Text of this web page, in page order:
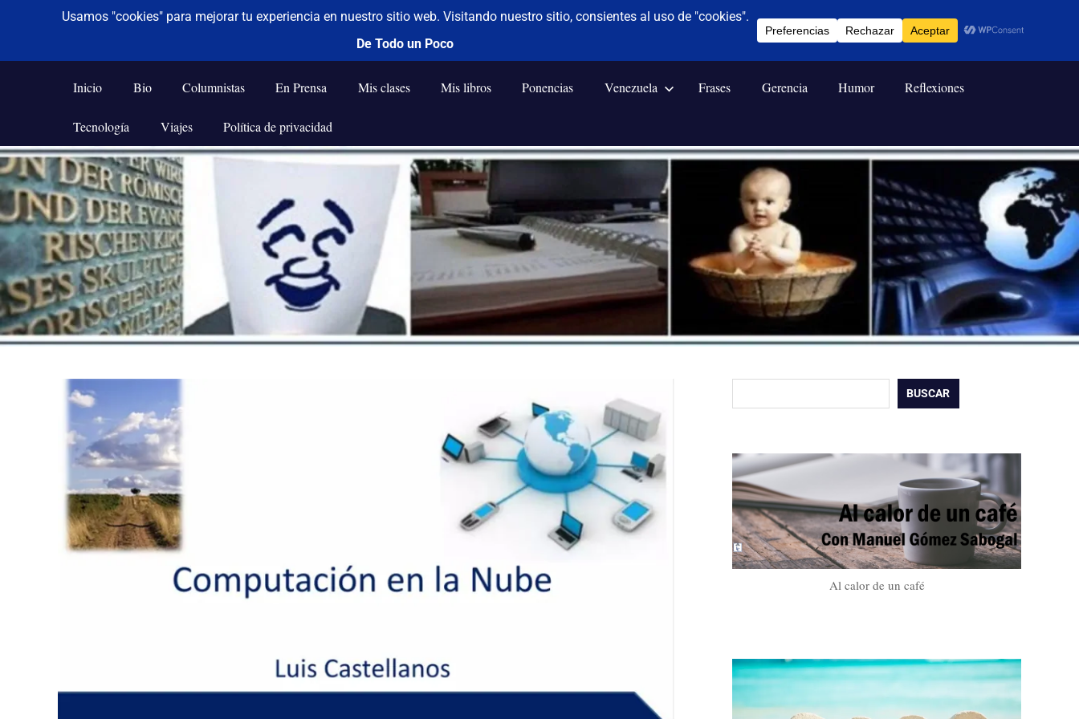
Saltar
al
contenido
De todo un poco
Frases,
Humor,
Tecnología
y
Viajes
Inicio Bio Columnistas En Prensa Mis clases Mis libros Ponencias Venezuela Frases Gerencia Humor Reflexiones
Tecnología Viajes Política de privacidad
BUSCAR
Al calor de un café